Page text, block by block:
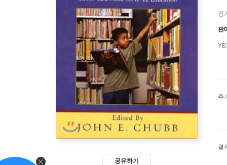
공유하기
정
판
추
결